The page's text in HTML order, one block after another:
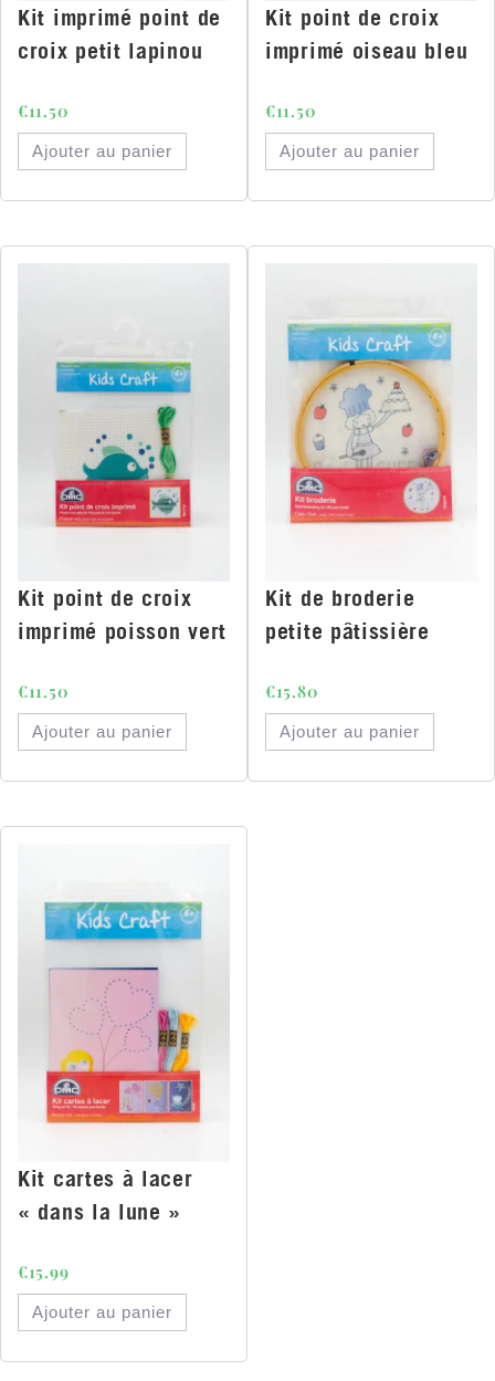
Kit imprimé point de
croix petit lapinou
€11.50
Ajouter au panier
Kit point de croix
imprimé oiseau bleu
€11.50
Ajouter au panier
Kit point de croix
imprimé poisson vert
€11.50
Ajouter au panier
Kit de broderie
petite pâtissière
€15.80
Ajouter au panier
Kit cartes à lacer
« dans la lune »
€15.99
Ajouter au panier